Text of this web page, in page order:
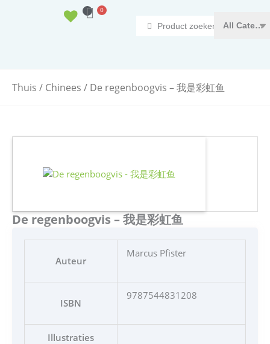
Search
0
Winkelwagen
Thuis / Chinees / De regenboogvis – 我是彩虹鱼
De regenboogvis – 我是彩虹鱼
Auteur
Marcus Pfister
ISBN
9787544831208
Illustraties